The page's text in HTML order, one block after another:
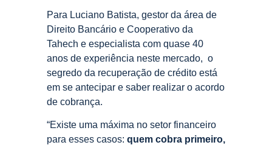
Para Luciano Batista, gestor da área de
Direito Bancário e Cooperativo da
Tahech e especialista com quase 40
anos de experiência neste mercado, o
segredo da recuperação de crédito está
em se antecipar e saber realizar o acordo
de cobrança.
“Existe uma máxima no setor financeiro
para esses casos: quem cobra primeiro,